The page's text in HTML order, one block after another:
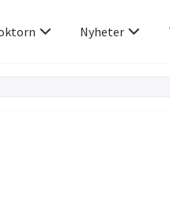
Nyheter